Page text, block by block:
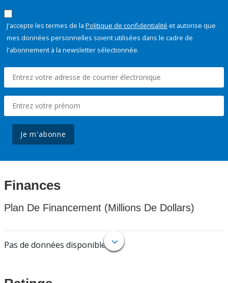
J'accepte les termes de la Politique de confidentialité et autorise que
mes données personnelles soient utilisées dans le cadre de
l'abonnement à la newsletter sélectionnée.
Je m'abonne
Finances
Plan De Financement (Millions De Dollars)
Pas de données disponibles.